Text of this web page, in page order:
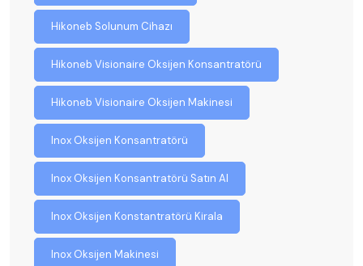
Hikoneb Solunum Cihazı
Hikoneb Visionaire Oksijen Konsantratörü
Hikoneb Visionaire Oksijen Makinesi
Inox Oksijen Konsantratörü
Inox Oksijen Konsantratörü Satın Al
Inox Oksijen Konstantratörü Kirala
Inox Oksijen Makinesi